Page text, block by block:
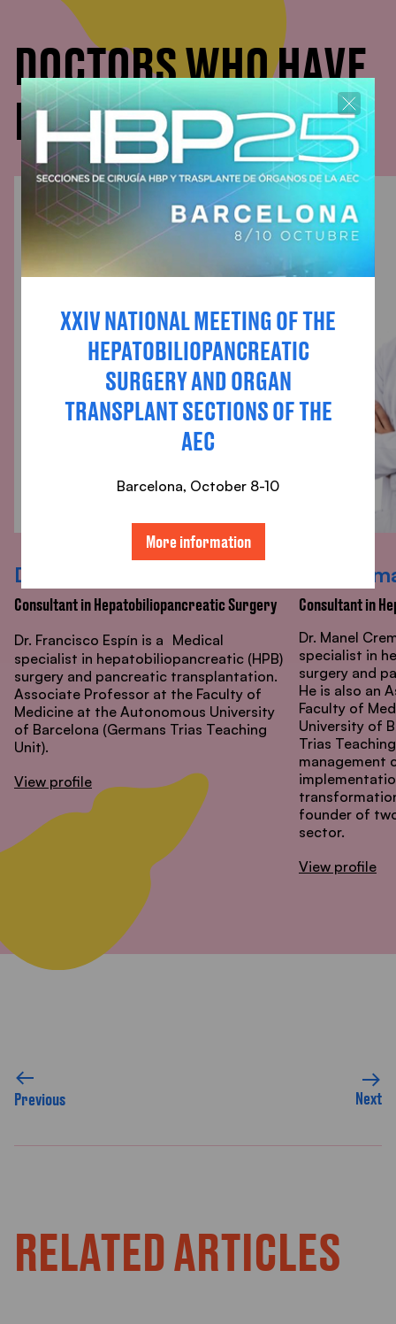
DOCTORS WHO HAVE
PARTICIPATED
Dr. Espín
Consultant in Hepatobiliopancreatic Surgery
Dr. Francisco Espín is a Medical
specialist in hepatobiliopancreatic (HPB)
surgery and pancreatic transplantation.
Associate Professor at the Faculty of
Medicine at the Autonomous University
of Barcelona (Germans Trias Teaching
Unit).
View profile
Dr.
Consultant in
Dr. Manel
specialist in
surgery and
He is also an
Faculty of
University of
Trias
management
founder of
sector.
View profile
Previous Next
RELATED ARTICLES
XXIV NATIONAL MEETING OF THE
HEPATOBILIOPANCREATIC
SURGERY AND ORGAN
TRANSPLANT SECTIONS OF THE
AEC
Barcelona, ​​October 8-10
More information